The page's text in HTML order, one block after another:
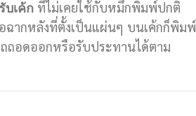
บเค้ก ที่ไม่เคยใช้กับหมึกพิมพ์ปกติ
ฉากหลังที่ตั้งเป็นแผ่นๆ บนเค้กก็พิมพ์
ถถอดออกหรือรับประทานได้ตาม